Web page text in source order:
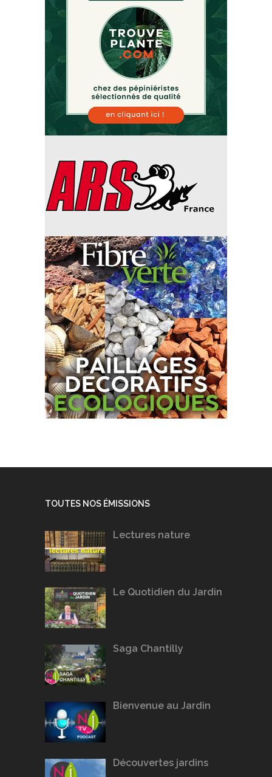
TOUTES NOS ÉMISSIONS
Lectures nature
Le Quotidien du Jardin
Saga Chantilly
Bienvenue au Jardin
Découvertes jardins